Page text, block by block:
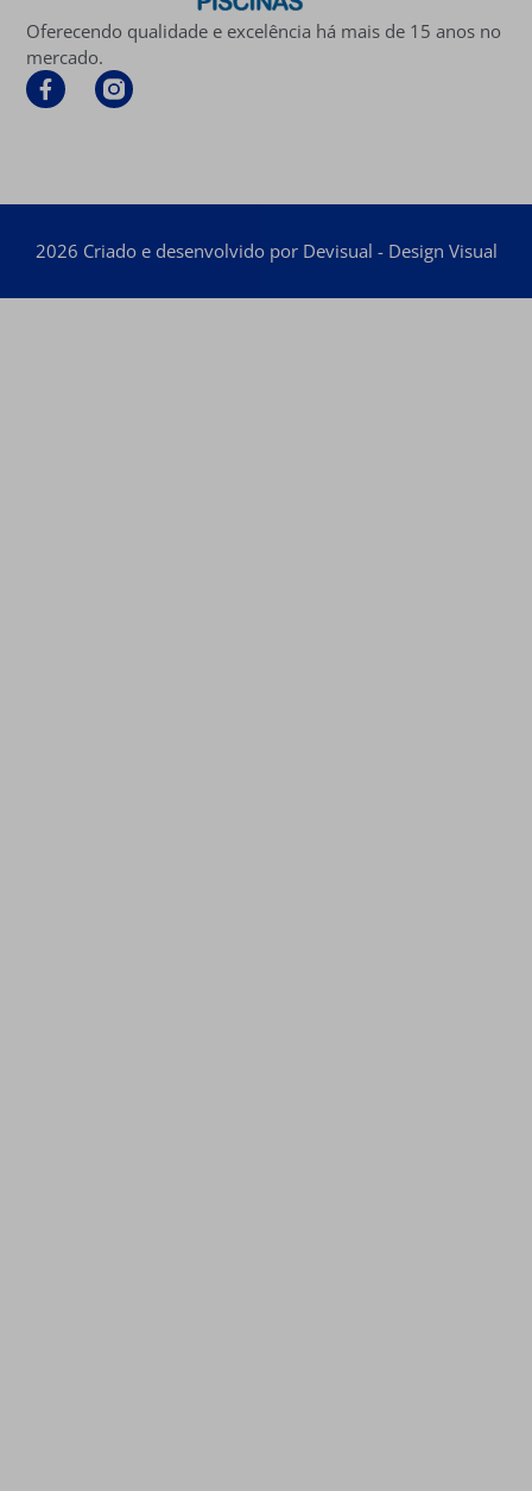
Oferecendo qualidade e excelência há mais de 15 anos no
mercado.
2026 Criado e desenvolvido por Devisual - Design Visual